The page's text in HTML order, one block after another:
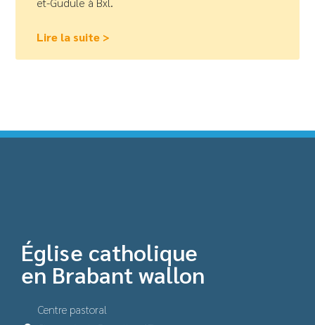
Lire la suite >
Église catholique
en Brabant wallon
Centre pastoral